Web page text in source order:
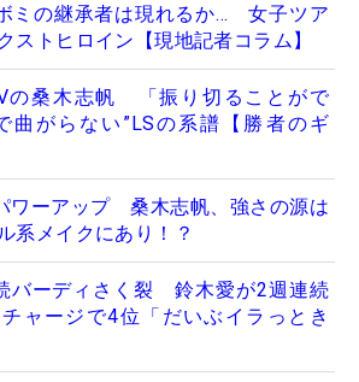
ミの継承者は現れるか… 女子ツア
ストヒロイン【現地記者コラム】
の桑木志帆 「振り切ることがで
曲がらない”LSの系譜【勝者のギ
ワーアップ 桑木志帆、強さの源は
系メイクにあり！？
バーディさく裂 鈴木愛が2週連続
ャージで4位「だいぶイラっとき